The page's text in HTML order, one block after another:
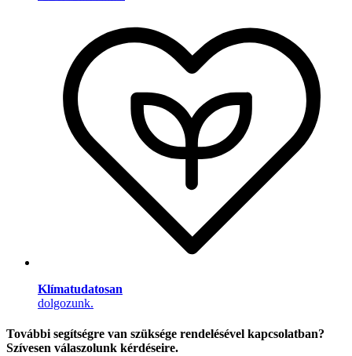
Klímatudatosan
dolgozunk.
További segítségre van szüksége rendelésével kapcsolatban?
Szívesen válaszolunk kérdéseire.